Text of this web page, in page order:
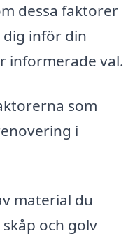
dessa faktorer
inför din
informerade val.
som
i
material du
och golv